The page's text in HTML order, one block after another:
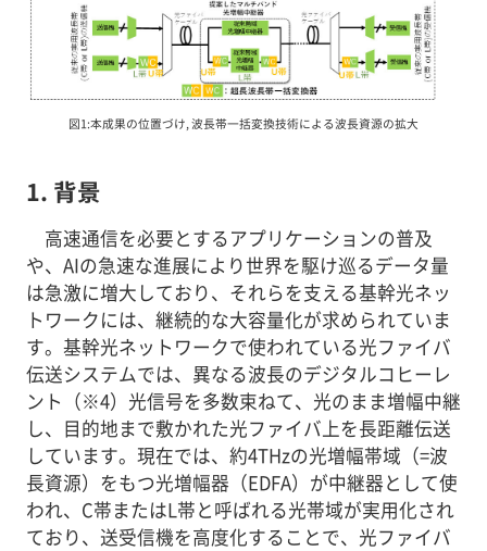
図1:本成果の位置づけ, 波長帯一括変換技術による波長資源の拡大
1. 背景
高速通信を必要とするアプリケーションの普及
や、AIの急速な進展により世界を駆け巡るデータ量
は急激に増大しており、それらを支える基幹光ネッ
トワークには、継続的な大容量化が求められていま
す。基幹光ネットワークで使われている光ファイバ
伝送システムでは、異なる波長のデジタルコヒーレ
ント（※4）光信号を多数束ねて、光のまま増幅中継
し、目的地まで敷かれた光ファイバ上を長距離伝送
しています。現在では、約4THzの光増幅帯域（=波
長資源）をもつ光増幅器（EDFA）が中継器として使
われ、C帯またはL帯と呼ばれる光帯域が実用化され
ており、送受信機を高度化することで、光ファイバ